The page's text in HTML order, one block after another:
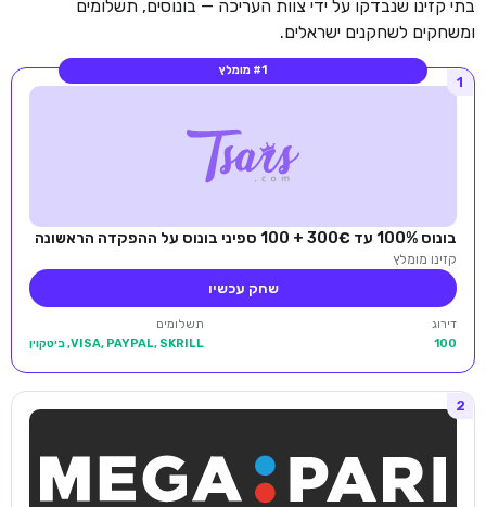
בתי קזינו שנבדקו על ידי צוות העריכה — בונוסים, תשלומים
ומשחקים לשחקנים ישראלים.
#1 מומלץ
1
בונוס 100% עד 300€ + 100 ספיני בונוס על ההפקדה הראשונה
קזינו מומלץ
שחק עכשיו
דירוג
100
תשלומים
VISA, PAYPAL, SKRILL, ביטקוין
2